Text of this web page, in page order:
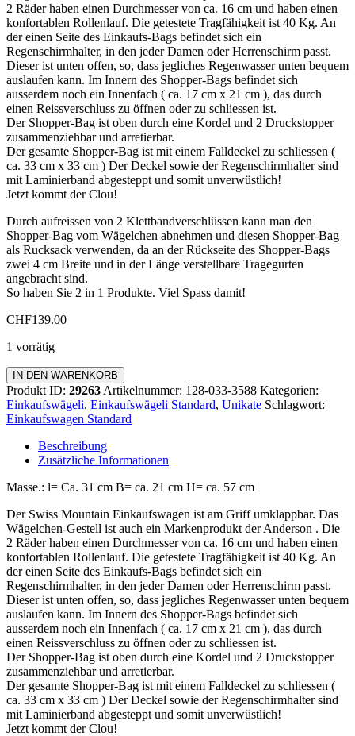
2 Räder haben einen Durchmesser von ca. 16 cm und haben einen
konfortablen Rollenlauf. Die getestete Tragfähigkeit ist 40 Kg. An
der einen Seite des Einkaufs-Bags befindet sich ein
Regenschirmhalter, in den jeder Damen oder Herrenschirm passt.
Dieser ist unten offen, so, dass jegliches Regenwasser unten bequem
auslaufen kann. Im Innern des Shopper-Bags befindet sich
ausserdem noch ein Innenfach ( ca. 17 cm x 21 cm ), das durch
einen Reissverschluss zu öffnen oder zu schliessen ist.
Der Shopper-Bag ist oben durch eine Kordel und 2 Druckstopper
zusammenziehbar und arretierbar.
Der gesamte Shopper-Bag ist mit einem Falldeckel zu schliessen (
ca. 33 cm x 33 cm ) Der Deckel sowie der Regenschirmhalter sind
mit Laminierband abgesteppt und somit unverwüstlich!
Jetzt kommt der Clou!
Durch aufreissen von 2 Klettbandverschlüssen kann man den
Shopper-Bag vom Wägelchen abnehmen und diesen Shopper-Bag
als Rucksack verwenden, da an der Rückseite des Shopper-Bags
zwei 4 cm Breite und in der Länge verstellbare Tragegurten
angebracht sind.
So haben Sie 2 in 1 Produkte. Viel Spass damit!
CHF139.00
1 vorrätig
Einkaufswagen
Standard
Menge
IN DEN WARENKORB
Produkt ID: 29263 Artikelnummer: 128-033-3588 Kategorien:
Einkaufswägeli, Einkaufswägeli Standard, Unikate Schlagwort:
Einkaufswagen Standard
Beschreibung
Zusätzliche Informationen
Masse.: l= Ca. 31 cm B= ca. 21 cm H= ca. 57 cm
Der Swiss Mountain Einkaufswagen ist am Griff umklappbar. Das
Wägelchen-Gestell ist auch ein Markenprodukt der Anderson . Die
2 Räder haben einen Durchmesser von ca. 16 cm und haben einen
konfortablen Rollenlauf. Die getestete Tragfähigkeit ist 40 Kg. An
der einen Seite des Einkaufs-Bags befindet sich ein
Regenschirmhalter, in den jeder Damen oder Herrenschirm passt.
Dieser ist unten offen, so, dass jegliches Regenwasser unten bequem
auslaufen kann. Im Innern des Shopper-Bags befindet sich
ausserdem noch ein Innenfach ( ca. 17 cm x 21 cm ), das durch
einen Reissverschluss zu öffnen oder zu schliessen ist.
Der Shopper-Bag ist oben durch eine Kordel und 2 Druckstopper
zusammenziehbar und arretierbar.
Der gesamte Shopper-Bag ist mit einem Falldeckel zu schliessen (
ca. 33 cm x 33 cm ) Der Deckel sowie der Regenschirmhalter sind
mit Laminierband abgesteppt und somit unverwüstlich!
Jetzt kommt der Clou!